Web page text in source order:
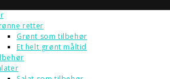
retter
Grønt som tilbehør
Et helt grønt måltid